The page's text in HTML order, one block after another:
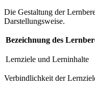
Die Gestaltung der
Darstellungsweise.
Bezeichnung des
Lernziele und Lerninhalte
Verbindlichkeit der